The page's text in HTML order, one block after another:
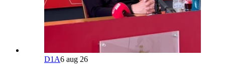
D1A6 aug 26